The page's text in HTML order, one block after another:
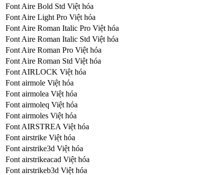
Font Aire Bold Std Việt hóa
Font Aire Light Pro Việt hóa
Font Aire Roman Italic Pro Việt hóa
Font Aire Roman Italic Std Việt hóa
Font Aire Roman Pro Việt hóa
Font Aire Roman Std Việt hóa
Font AIRLOCK Việt hóa
Font airmole Việt hóa
Font airmolea Việt hóa
Font airmoleq Việt hóa
Font airmoles Việt hóa
Font AIRSTREA Việt hóa
Font airstrike Việt hóa
Font airstrike3d Việt hóa
Font airstrikeacad Việt hóa
Font airstrikeb3d Việt hóa